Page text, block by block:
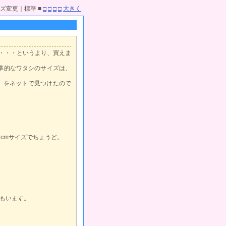
変更｜標準 ■ □ □ □ □ 大きく
・・というより、買えま
なワタシのサイズは、
をネットで見つけたので
サイズでちょうど。
います。